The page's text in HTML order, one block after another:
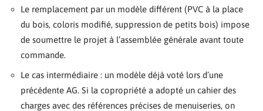
Le remplacement par un modèle différent (PVC à la place
du bois, coloris modifié, suppression de petits bois) impose
de soumettre le projet à l’assemblée générale avant toute
commande.
Le cas intermédiaire : un modèle déjà voté lors d’une
précédente AG. Si la copropriété a adopté un cahier des
charges avec des références précises de menuiseries, on